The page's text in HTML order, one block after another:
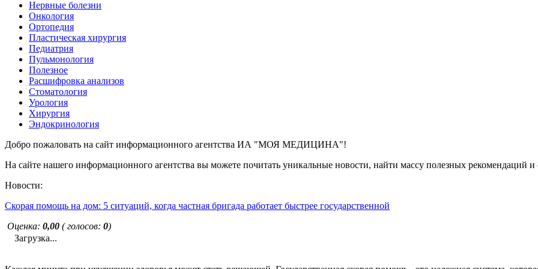
Нервные болезни
Онкология
Ортопедия
Пластическая хирургия
Педиатрия
Пульмонология
Полезное
Расшифровка анализов
Стоматология
Урология
Хирургия
Эндокринология
Добро пожаловать на сайт информационного агентства ИА "МОЯ МЕДИЦИНА"!
На сайте нашего информационного агентства вы можете почитать уникальные новости, найти массу полезных рекомендаций и
Новости:
Скорая помощь на дом: 5 ситуаций, когда частная бригада работает быстрее государственной
Оценка: 0,00 ( голосов: 0)
Загрузка...